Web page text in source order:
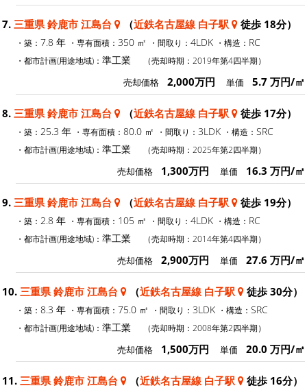
7. 三重県 鈴鹿市 江島台 （近鉄名古屋線 白子駅 徒歩 18分）
・築： 7.8 年 ・専有面積： 350 ㎡ ・間取り： 4LDK ・構造： RC
・都市計画(用途地域)： 準工業 （売却時期：2019年第4四半期）
売却価格 2,000万円 単価 5.7 万円/㎡
8. 三重県 鈴鹿市 江島台 （近鉄名古屋線 白子駅 徒歩 17分）
・築： 25.3 年 ・専有面積： 80.0 ㎡ ・間取り： 3LDK ・構造： SRC
・都市計画(用途地域)： 準工業 （売却時期：2025年第2四半期）
売却価格 1,300万円 単価 16.3 万円/㎡
9. 三重県 鈴鹿市 江島台 （近鉄名古屋線 白子駅 徒歩 19分）
・築： 2.8 年 ・専有面積： 105 ㎡ ・間取り： 4LDK ・構造： RC
・都市計画(用途地域)： 準工業 （売却時期：2014年第4四半期）
売却価格 2,900万円 単価 27.6 万円/㎡
10. 三重県 鈴鹿市 江島台 （近鉄名古屋線 白子駅 徒歩 30分）
・築： 8.3 年 ・専有面積： 75.0 ㎡ ・間取り： 3LDK ・構造： SRC
・都市計画(用途地域)： 準工業 （売却時期：2008年第2四半期）
売却価格 1,500万円 単価 20.0 万円/㎡
11. 三重県 鈴鹿市 江島台 （近鉄名古屋線 白子駅 徒歩 16分）